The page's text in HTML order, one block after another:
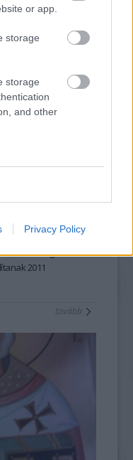
or app.
storage
storage
and other
Privacy Policy
tovább
belvárost
funkcióbővítő
Operatív
támogatással
2011
tovább